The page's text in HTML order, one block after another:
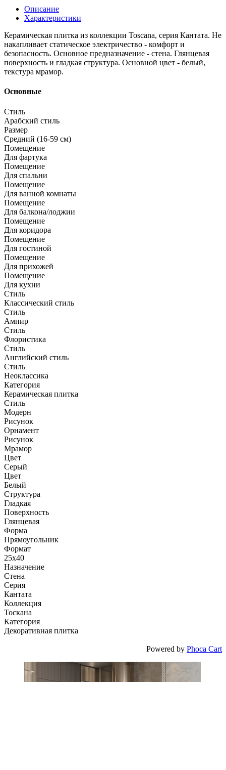
Описание
Характеристики
Керамическая плитка из коллекции Toscana, серия Кантата. Не
накапливает статическое электричество - комфорт и
безопасность. Основное предназначение - стена. Глянцевая
поверхность и гладкая структура. Основной цвет - белый,
текстура мрамор.
Основные
Стиль
Арабский стиль
Размер
Средний (16-59 см)
Помещение
Для фартука
Помещение
Для спальни
Помещение
Для ванной комнаты
Помещение
Для балкона/лоджии
Помещение
Для коридора
Помещение
Для гостиной
Помещение
Для прихожей
Помещение
Для кухни
Стиль
Классический стиль
Стиль
Ампир
Стиль
Флористика
Стиль
Английский стиль
Стиль
Неоклассика
Категория
Керамическая плитка
Стиль
Модерн
Рисунок
Орнамент
Рисунок
Мрамор
Цвет
Серый
Цвет
Белый
Структура
Гладкая
Поверхность
Глянцевая
Форма
Прямоугольник
Формат
25x40
Назначение
Стена
Серия
Кантата
Коллекция
Тоскана
Категория
Декоративная плитка
Powered by Phoca Cart